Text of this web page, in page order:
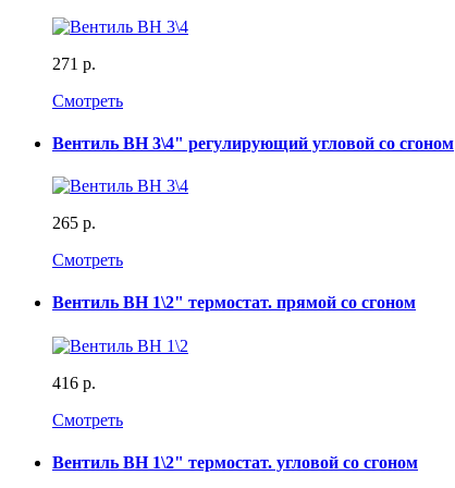
271 р.
Смотреть
Вентиль ВН 3\4" регулирующий угловой со сгоном
265 р.
Смотреть
Вентиль ВН 1\2" термостат. прямой со сгоном
416 р.
Смотреть
Вентиль ВН 1\2" термостат. угловой со сгоном